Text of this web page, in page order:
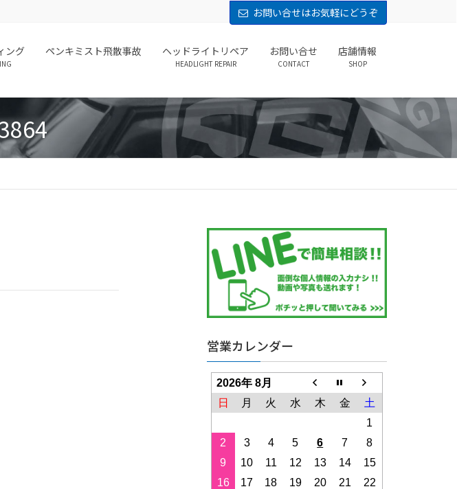
お問い合せはお気軽にどうぞ
ング ペンキミスト飛散事故 ヘッドライトリペア
HEADLIGHT REPAIR
お問い合せ
CONTACT
店舗情報
SHOP
営業カレンダー
2026年 8月
日
月 火 水 木 金
土
1
2
3 4 5 6 7
8
9
10 11 12 13 14
15
16
17 18 19 20 21
22